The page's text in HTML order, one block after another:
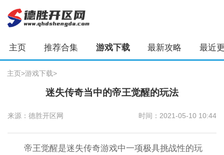
主页 推荐合集 游戏下载 最新攻略 最近
主页>游戏下载>
迷失传奇当中的帝王觉醒的玩法
来源：德胜开区网 时间：2021-05-10 10:44
帝王觉醒是迷失传奇游戏中一项极具挑战性的玩